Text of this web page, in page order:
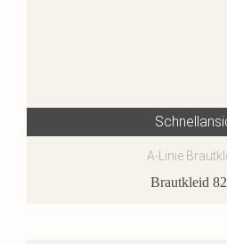
A-Linie
Brautkleid